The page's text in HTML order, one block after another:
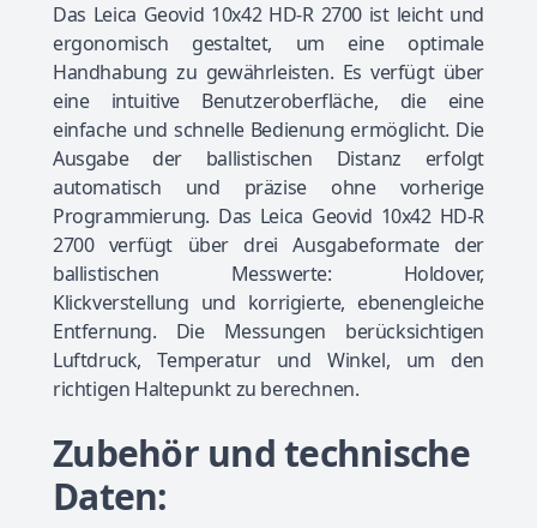
Das Leica Geovid 10x42 HD-R 2700 ist leicht und
ergonomisch gestaltet, um eine optimale
Handhabung zu gewährleisten. Es verfügt über
eine intuitive Benutzeroberfläche, die eine
einfache und schnelle Bedienung ermöglicht. Die
Ausgabe der ballistischen Distanz erfolgt
automatisch und präzise ohne vorherige
Programmierung. Das Leica Geovid 10x42 HD-R
2700 verfügt über drei Ausgabeformate der
ballistischen Messwerte: Holdover,
Klickverstellung und korrigierte, ebenengleiche
Entfernung. Die Messungen berücksichtigen
Luftdruck, Temperatur und Winkel, um den
richtigen Haltepunkt zu berechnen.
Zubehör und technische
Daten: